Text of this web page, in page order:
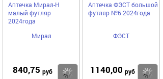
Аптечка Мирал-Н
малый футляр
2024года
Мирал
840,75 руб Купить
Аптечка ФЭСТ большой
футляр №6 2024года
ФЭСТ
1140,00 руб